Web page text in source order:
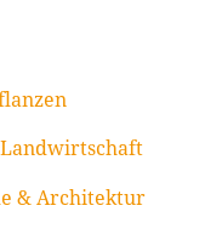
& Architektur